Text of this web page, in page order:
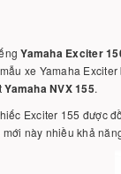
Yamaha Exciter
xe Yamaha
Yamaha NVX 155.
Exciter 155 được
này nhiều khả